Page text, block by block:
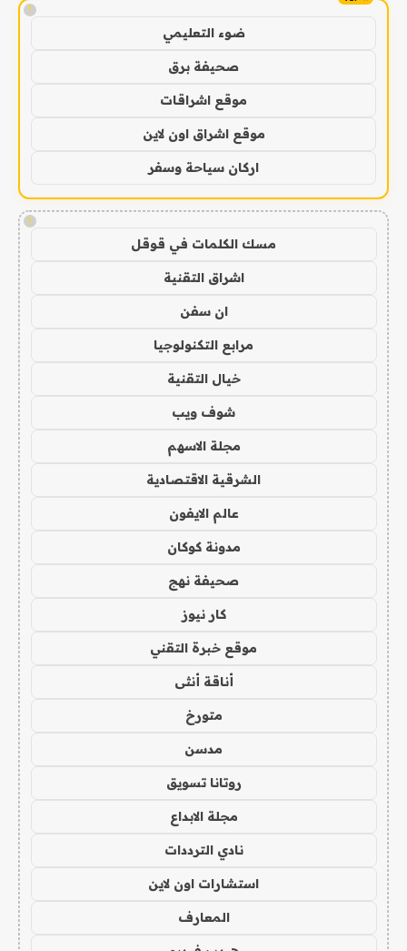
!
ضوء التعليمي
صحيفة برق
موقع اشراقات
موقع اشراق اون لاين
اركان سياحة وسفر
!
مسك الكلمات في قوقل
اشراق التقنية
ان سفن
مرابع التكنولوجيا
خيال التقنية
شوف ويب
مجلة الاسهم
الشرقية الاقتصادية
عالم الايفون
مدونة كوكان
صحيفة نهج
كار نيوز
موقع خبرة التقني
أناقة أنثى
متورخ
مدسن
روتانا تسويق
مجلة الابداع
نادي الترددات
استشارات اون لاين
المعارف